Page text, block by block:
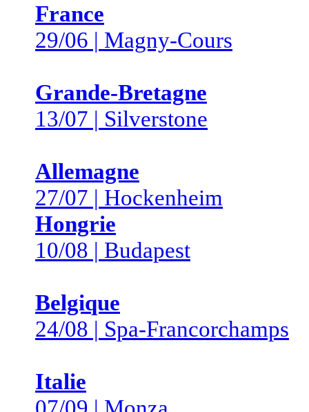
France
29/06 | Magny-Cours
Grande-Bretagne
13/07 | Silverstone
Allemagne
27/07 | Hockenheim
Hongrie
10/08 | Budapest
Belgique
24/08 | Spa-Francorchamps
Italie